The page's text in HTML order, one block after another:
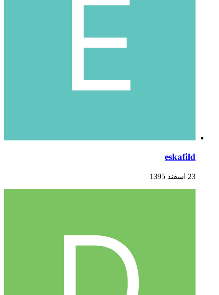
eskafild
23 اسفند 1395